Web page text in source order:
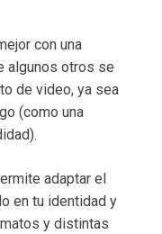
con una
algunos otros se
de video, ya sea
(como una
adaptar el
en tu identidad y
y distintas